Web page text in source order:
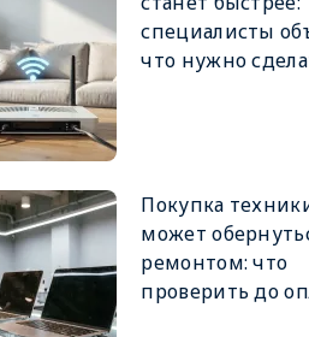
специалисты
что нужно
Покупка
может
ремонтом: что
проверить до